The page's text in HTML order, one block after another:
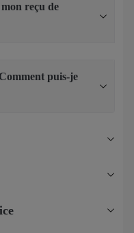
reçu de
puis-je